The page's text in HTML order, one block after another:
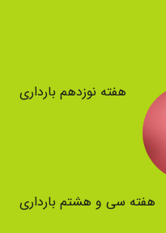
هفته نوزدهم بارداری
هفته سی و هشتم بارداری